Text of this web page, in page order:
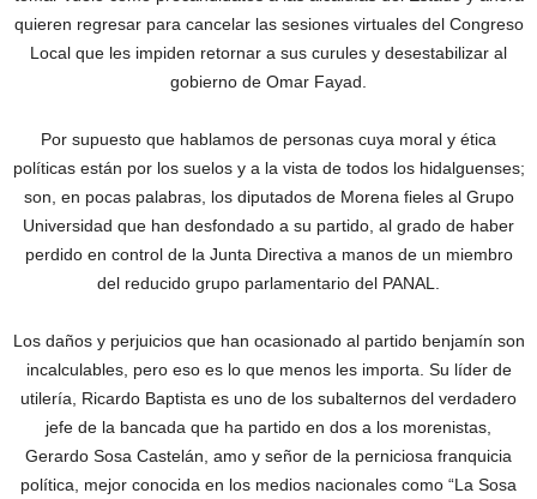
quieren regresar para cancelar las sesiones virtuales del Congreso
Local que les impiden retornar a sus curules y desestabilizar al
gobierno de Omar Fayad.
Por supuesto que hablamos de personas cuya moral y ética
políticas están por los suelos y a la vista de todos los hidalguenses;
son, en pocas palabras, los diputados de Morena fieles al Grupo
Universidad que han desfondado a su partido, al grado de haber
perdido en control de la Junta Directiva a manos de un miembro
del reducido grupo parlamentario del PANAL.
Los daños y perjuicios que han ocasionado al partido benjamín son
incalculables, pero eso es lo que menos les importa. Su líder de
utilería, Ricardo Baptista es uno de los subalternos del verdadero
jefe de la bancada que ha partido en dos a los morenistas,
Gerardo Sosa Castelán, amo y señor de la perniciosa franquicia
política, mejor conocida en los medios nacionales como “La Sosa